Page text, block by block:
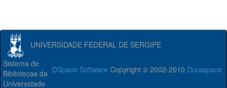
UNIVERSIDADE FEDERAL DE SERGIPE
DSpace Software Copyright © 2002-2010 Duraspace
Sistema de
Bibliotecas da
Universidade